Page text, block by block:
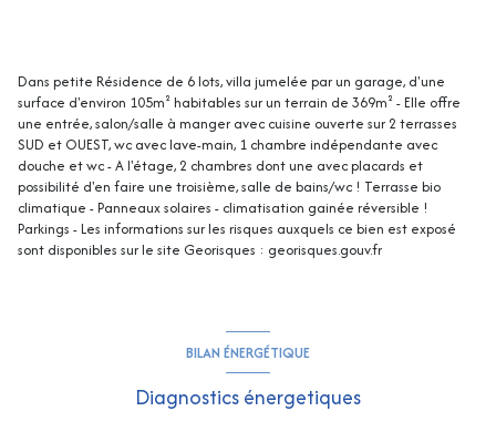
Dans petite Résidence de 6 lots, villa jumelée par un garage, d'une
surface d'environ 105m² habitables sur un terrain de 369m² - Elle offre
une entrée, salon/salle à manger avec cuisine ouverte sur 2 terrasses
SUD et OUEST, wc avec lave-main, 1 chambre indépendante avec
douche et wc - A l'étage, 2 chambres dont une avec placards et
possibilité d'en faire une troisième, salle de bains/wc ! Terrasse bio
climatique - Panneaux solaires - climatisation gainée réversible !
Parkings - Les informations sur les risques auxquels ce bien est exposé
sont disponibles sur le site Georisques : georisques.gouv.fr
BILAN ÉNERGÉTIQUE
Diagnostics énergetiques